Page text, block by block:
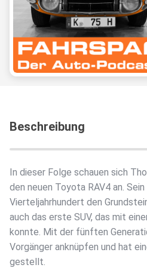
Beschreibung
In dieser Folge schauen sich
den neuen Toyota RAV4 an.
Vierteljahrhundert den
auch das erste SUV, das mit
konnte. Mit der fünften
Vorgänger anknüpfen und hat
gestellt.